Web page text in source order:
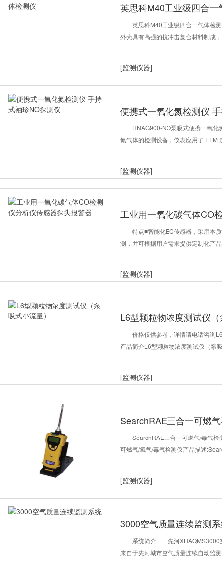
英思科M40工业级四合一
英思科M40工业级四合一气体检
外壳具有高强的抗冲击复合材料制成
[监测仪器]
便携式一氧化氮检测仪
HNAG900-NO泵吸式便携一氧化
氮气体的检测设备，仪表应用了 EFM
[监测仪器]
工业用一氧化碳气体CO
警器特点■智能化EC传感器，采用本
测，并可根据用户需求提供定制化产
[监测仪器]
L6型颗粒物浓度测试仪
价格仅供参考，详情请电话咨询
产品简介L6型颗粒物浓度测试仪（泵
[监测仪器]
SearchRAE三合一可燃
SearchRAE三合一可燃气/毒气
可燃气/氧气/毒气检测仪产品描述
[监测仪器]
3000空气质量连续监测
系统简介 先河XHAQMS3000
来自于先河城市空气质量连续自动监